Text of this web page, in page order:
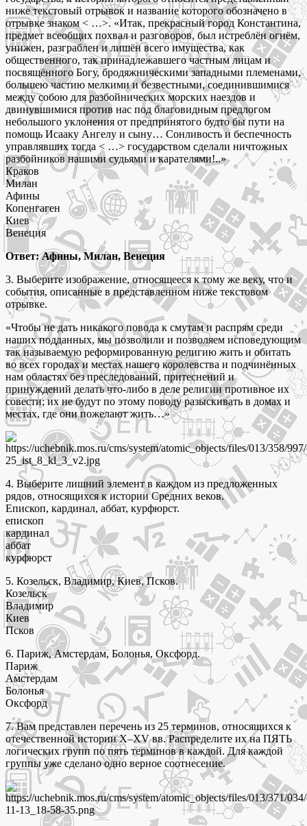
ниже текстовый отрывок и название которого обозначено в
отрывке знаком < …>. «Итак, прекрасный город Константина,
предмет всеобщих похвал и разговоров, был истреблён огнём,
унижен, разграблен и лишён всего имущества, как
общественного, так принадлежавшего частным лицам и
посвящённого Богу, бродяжническими западными племенами,
большею частию мелкими и безвестными, соединившимися
между собою для разбойнических морских наездов и
двинувшимися против нас под благовидным предлогом
небольшого уклонения от предпринятого будто бы пути на
помощь Исааку Ангелу и сыну… Сонливость и беспечность
управлявших тогда < …> государством сделали ничтожных
разбойников нашими судьями и карателями!..»
Краков
Милан
Афины
Копенгаген
Киев
Венеция
Ответ: Афины, Милан, Венеция
3. Выберите изображение, относящееся к тому же веку, что и
события, описанные в представленном ниже текстовом
отрывке.
«Чтобы не дать никакого повода к смутам и распрям среди
наших подданных, мы позволили и позволяем исповедующим
так называемую реформированную религию жить и обитать
во всех городах и местах нашего королевства и подчинённых
нам областях без преследований, притеснений и
принуждений делать что-либо в деле религии противное их
совести; их не будут по этому поводу разыскивать в домах и
местах, где они пожелают жить…»
4. Выберите лишний элемент в каждом из предложенных
рядов, относящихся к истории Средних веков.
Епископ, кардинал, аббат, курфюрст.
епископ
кардинал
аббат
курфюрст
5. Козельск, Владимир, Киев, Псков.
Козельск
Владимир
Киев
Псков
6. Париж, Амстердам, Болонья, Оксфорд.
Париж
Амстердам
Болонья
Оксфорд
7. Вам представлен перечень из 25 терминов, относящихся к
отечественной истории X–XV вв. Распределите их на ПЯТЬ
логических групп по пять терминов в каждой. Для каждой
группы уже сделано одно верное соотнесение.